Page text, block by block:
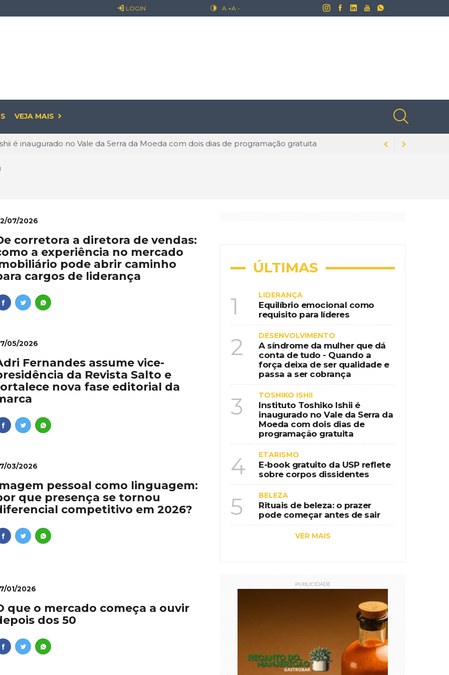
LOGIN A +A -
VEJA MAIS
discurso e entra na prática: guia criado na USP expõe exclusões ainda naturalizadas no Brasil
que conquista o mundo e abre novas oportunidades na tecnologia
dominar vídeos pelo celular se torna diferencial profissional na era da educação digital
à experiência: restaurante em Curitiba transforma inspiração country em destino de
que dá conta de tudo
é inaugurado no Vale da Serra da Moeda com dois dias de programação gratuita
07/2026
corretora a diretora de vendas:
a experiência no mercado
pode abrir caminho
cargos de liderança
05/2026
Fernandes assume vice-
da Revista Salto e
nova fase editorial da
03/2026
pessoal como linguagem:
que presença se tornou
competitivo em 2026?
01/2026
que o mercado começa a ouvir
dos 50
ÚLTIMAS
1 LIDERANÇA
Equilíbrio emocional como
requisito para líderes
2 DESENVOLVIMENTO
A síndrome da mulher que dá
conta de tudo - Quando a
força deixa de ser qualidade e
passa a ser cobrança
3 TOSHIKO ISHII
Instituto Toshiko Ishii é
inaugurado no Vale da Serra da
Moeda com dois dias de
programação gratuita
4 ETARISMO
E-book gratuito da USP reflete
sobre corpos dissidentes
5 BELEZA
Rituais de beleza: o prazer
pode começar antes de sair
VER MAIS
PUBLICIDADE